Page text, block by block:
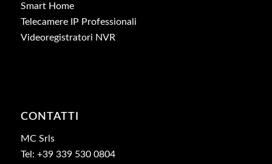
Smart Home
Telecamere IP Professionali
Videoregistratori NVR
CONTATTI
MC Srls
Tel: +39 339 530 0804